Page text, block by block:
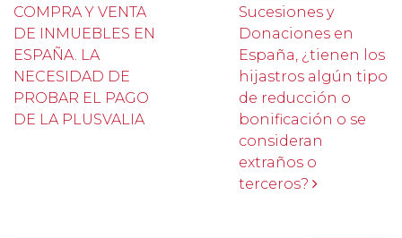
COMPRA Y VENTA
DE INMUEBLES EN
ESPAÑA. LA
NECESIDAD DE
PROBAR EL PAGO
DE LA PLUSVALIA
Sucesiones y
Donaciones en
España, ¿tienen los
hijastros algún tipo
de reducción o
bonificación o se
consideran
extraños o
terceros?